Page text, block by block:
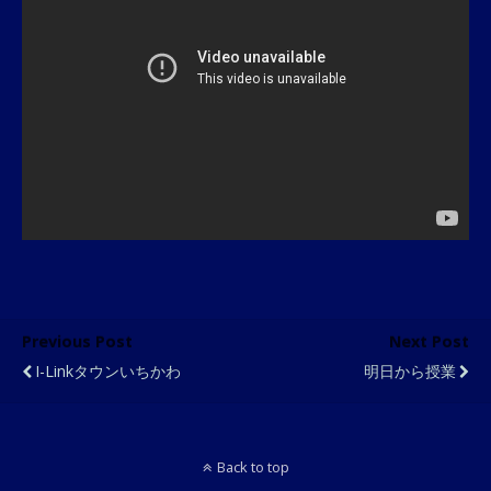
Previous Post
I-Linkタウンいちかわ
Next Post
明日から授業
Back to top